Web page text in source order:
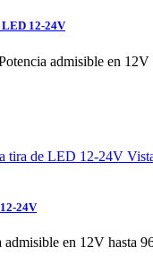
12-24V
admisible en
24V
en 12V hasta